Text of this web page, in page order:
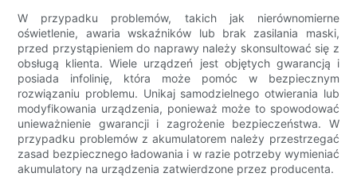
W przypadku problemów, takich jak nierównomierne
oświetlenie, awaria wskaźników lub brak zasilania maski,
przed przystąpieniem do naprawy należy skonsultować się z
obsługą klienta. Wiele urządzeń jest objętych gwarancją i
posiada infolinię, która może pomóc w bezpiecznym
rozwiązaniu problemu. Unikaj samodzielnego otwierania lub
modyfikowania urządzenia, ponieważ może to spowodować
unieważnienie gwarancji i zagrożenie bezpieczeństwa. W
przypadku problemów z akumulatorem należy przestrzegać
zasad bezpiecznego ładowania i w razie potrzeby wymieniać
akumulatory na urządzenia zatwierdzone przez producenta.